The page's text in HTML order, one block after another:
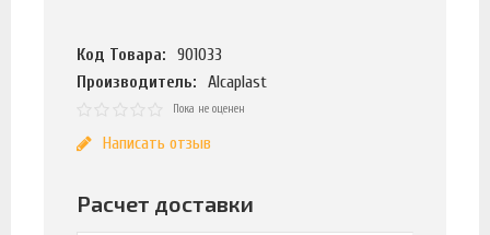
Код Товара:
901033
Производитель:
Alcaplast
Пока не оценен
Написать отзыв
Расчет доставки